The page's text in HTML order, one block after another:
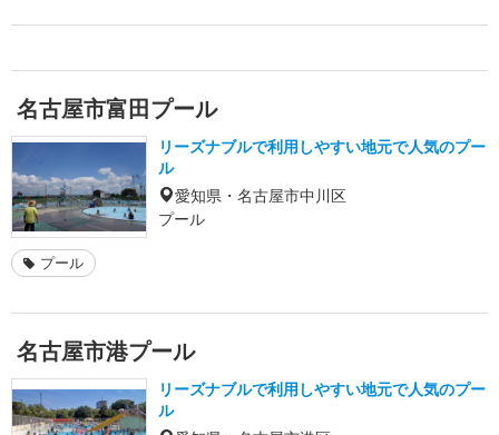
名古屋市富田プール
リーズナブルで利用しやすい地元で人気のプー
ル
愛知県・名古屋市中川区
プール
プール
名古屋市港プール
リーズナブルで利用しやすい地元で人気のプー
ル